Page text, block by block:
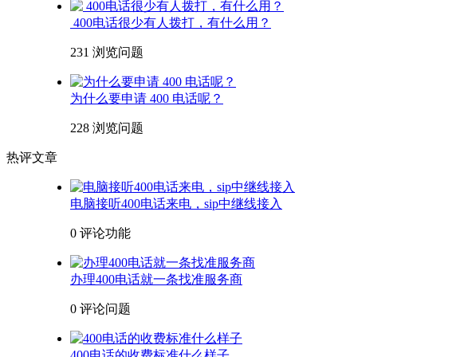
400电话很少有人拨打，有什么用？
231 浏览问题
为什么要申请 400 电话呢？
228 浏览问题
热评文章
电脑接听400电话来电，sip中继线接入
0 评论功能
办理400电话就一条找准服务商
0 评论问题